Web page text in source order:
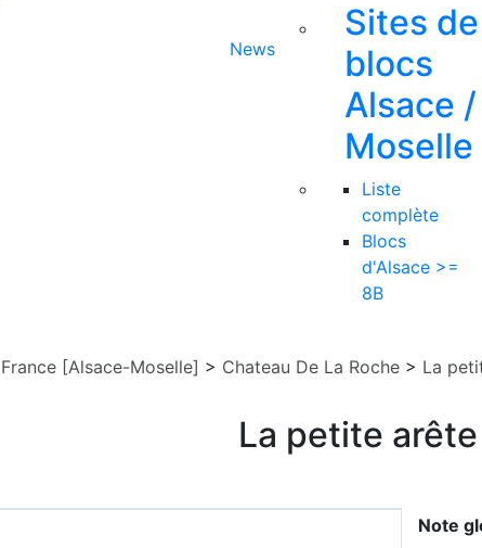
News
Sites de
blocs
Alsace /
Moselle
Liste
complète
Blocs
d'Alsace >=
8B
France [Alsace-Moselle] > Chateau De La Roche > La
La petite
Note